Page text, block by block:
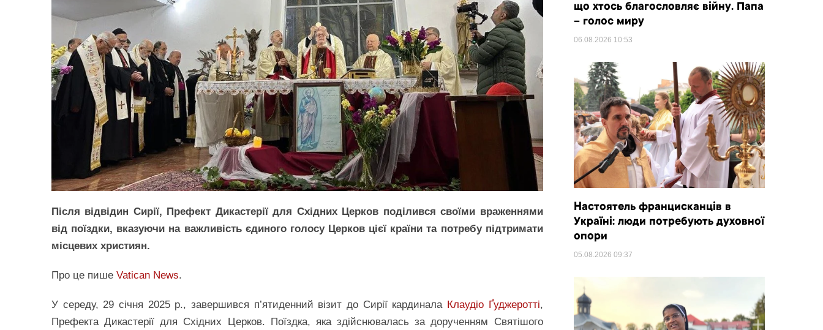
Після відвідин Сирії, Префект Дикастерії для Східних Церков поділився своїми враженнями
від поїздки, вказуючи на важливість єдиного голосу Церков цієї країни та потребу підтримати
місцевих християн.
Про це пише Vatican News.
У середу, 29 січня 2025 р., завершився п’ятиденний візит до Сирії кардинала Клаудіо Ґуджеротті,
Префекта Дикастерії для Східних Церков. Поїздка, яка здійснювалась за дорученням Святішого
що хтось благословляє війну. Папа
– голос миру
06.08.2026 10:53
Настоятель францисканців в
Україні: люди потребують духовної
опори
05.08.2026 09:37